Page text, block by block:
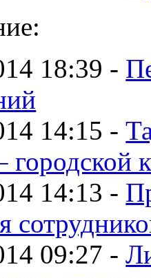
18:39 -
14:15 -
городской
14:13 -
09:27 -